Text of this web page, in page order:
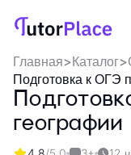
Главная>Каталог>
Подготовка к ОГЭ
географии